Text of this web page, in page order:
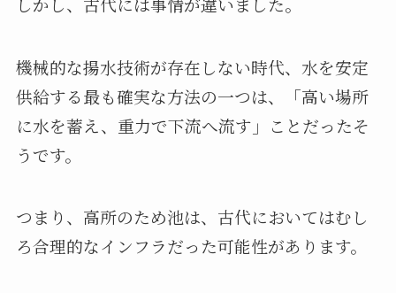
機械的な揚水技術が存在しない時代、水を安定
供給する最も確実な方法の一つは、「高い場所
に水を蓄え、重力で下流へ流す」ことだったそ
うです。
つまり、高所のため池は、古代においてはむし
ろ合理的なインフラだった可能性があります。